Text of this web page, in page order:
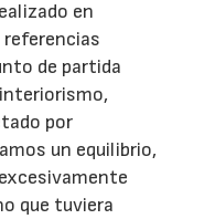
en
de partida
por
un equilibrio,
que tuviera